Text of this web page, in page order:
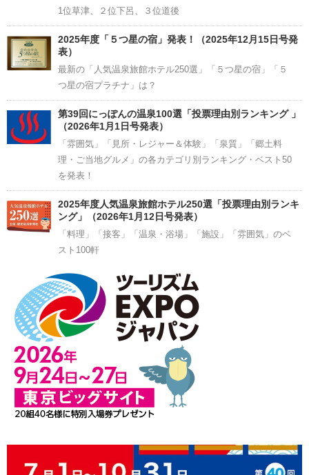
1位草津、２位下呂、３位道後
2025年度「５つ星の宿」発表！（2025年12月15日号発
表）
最新の「人気温泉旅館ホテル250選」「５つ星の宿」「５
つ星の宿プラチナ」は？
第39回にっぽんの温泉100選「投票理由別ランキング 」
（2026年1月1日号発表）
「雰囲気」「見所・レジャー＆体験」「泉質」「郷土料
理・ご当地グルメ」の各カテゴリ別ランキング・ベスト50
を発表！
2025年度人気温泉旅館ホテル250選「投票理由別ランキ
ング」（2026年1月12日号発表）
「料理」「接客」「温泉・浴場」「施設」「雰囲気」のベ
スト100軒